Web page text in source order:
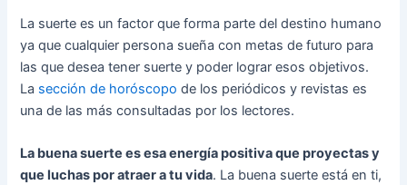
La suerte es un factor que forma parte del destino humano
ya que cualquier persona sueña con metas de futuro para
las que desea tener suerte y poder lograr esos objetivos.
La sección de horóscopo de los periódicos y revistas es
una de las más consultadas por los lectores.
La buena suerte es esa energía positiva que proyectas y
que luchas por atraer a tu vida. La buena suerte está en ti,